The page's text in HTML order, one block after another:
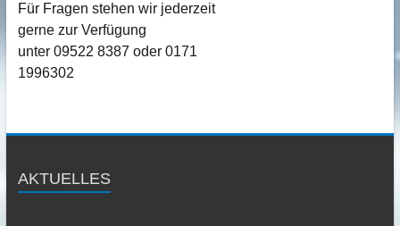
Für Fragen stehen wir jederzeit
gerne zur Verfügung
unter 09522 8387 oder 0171
1996302
AKTUELLES